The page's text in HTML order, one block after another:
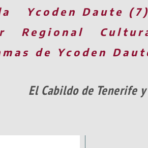
Ycoden Daute (7)
Regional
de Ycoden
El Cabildo de Tenerife